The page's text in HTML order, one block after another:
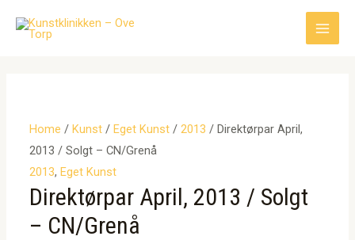
Main
Home /Kunst /Eget Kunst /2013 / Direktørpar April,
2013 / Solgt – CN/Grenå
2013,Eget Kunst
Direktørpar April, 2013 / Solgt
– CN/Grenå